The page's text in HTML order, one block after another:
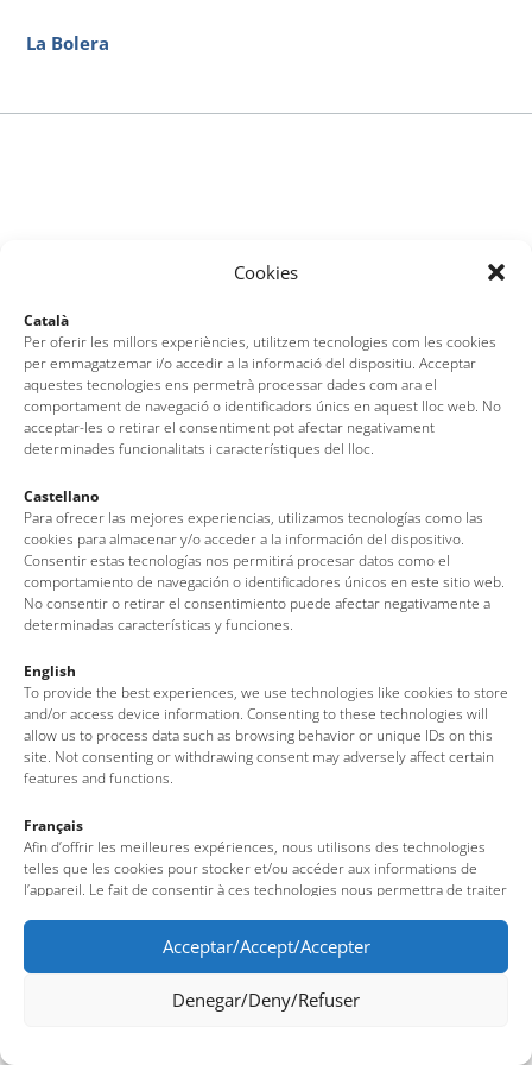
Cookies
Català
Per oferir les millors experiències, utilitzem tecnologies com les cookies
per emmagatzemar i/o accedir a la informació del dispositiu. Acceptar
aquestes tecnologies ens permetrà processar dades com ara el
comportament de navegació o identificadors únics en aquest lloc web. No
acceptar-les o retirar el consentiment pot afectar negativament
determinades funcionalitats i característiques del lloc.
Castellano
Para ofrecer las mejores experiencias, utilizamos tecnologías como las
cookies para almacenar y/o acceder a la información del dispositivo.
Consentir estas tecnologías nos permitirá procesar datos como el
comportamiento de navegación o identificadores únicos en este sitio web.
No consentir o retirar el consentimiento puede afectar negativamente a
determinadas características y funciones.
English
To provide the best experiences, we use technologies like cookies to store
and/or access device information. Consenting to these technologies will
allow us to process data such as browsing behavior or unique IDs on this
site. Not consenting or withdrawing consent may adversely affect certain
features and functions.
Français
Afin d’offrir les meilleures expériences, nous utilisons des technologies
telles que les cookies pour stocker et/ou accéder aux informations de
l’appareil. Le fait de consentir à ces technologies nous permettra de traiter
uniques sur ce site. Le fait de ne pas consentir ou de retirer son
consentement peut avoir un effet négatif sur certaines fonctionnalités et
caractéristiques du site.
Acceptar/Accept/Accepter
Denegar/Deny/Refuser
La Bolera